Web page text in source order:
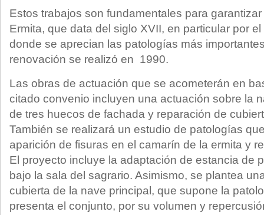
Estos trabajos son fundamentales para
Ermita, que data del siglo XVII, en particular por
donde se aprecian las patologías más
renovación se realizó en 1990.
Las obras de actuación que se acometerán en
citado convenio incluyen una actuación sobre la
de tres huecos de fachada y reparación de
También se realizará un estudio de patologías
aparición de fisuras en el camarín de la ermita y
El proyecto incluye la adaptación de estancia de
bajo la sala del sagrario. Asimismo, se plantea
cubierta de la nave principal, que supone la
presenta el conjunto, por su volumen y